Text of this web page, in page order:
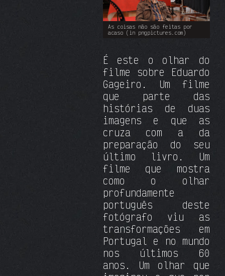
As coisas não são feitas por
acaso (in pngpictures.com)
É este o olhar do
filme sobre Eduardo
Gageiro. Um filme
que parte das
histórias de duas
imagens e que as
cruza com a da
preparação do seu
último livro. Um
filme que mostra
como o olhar
profundamente
português deste
fotógrafo viu as
transformações em
Portugal e no mundo
nos últimos 60
anos. Um olhar que